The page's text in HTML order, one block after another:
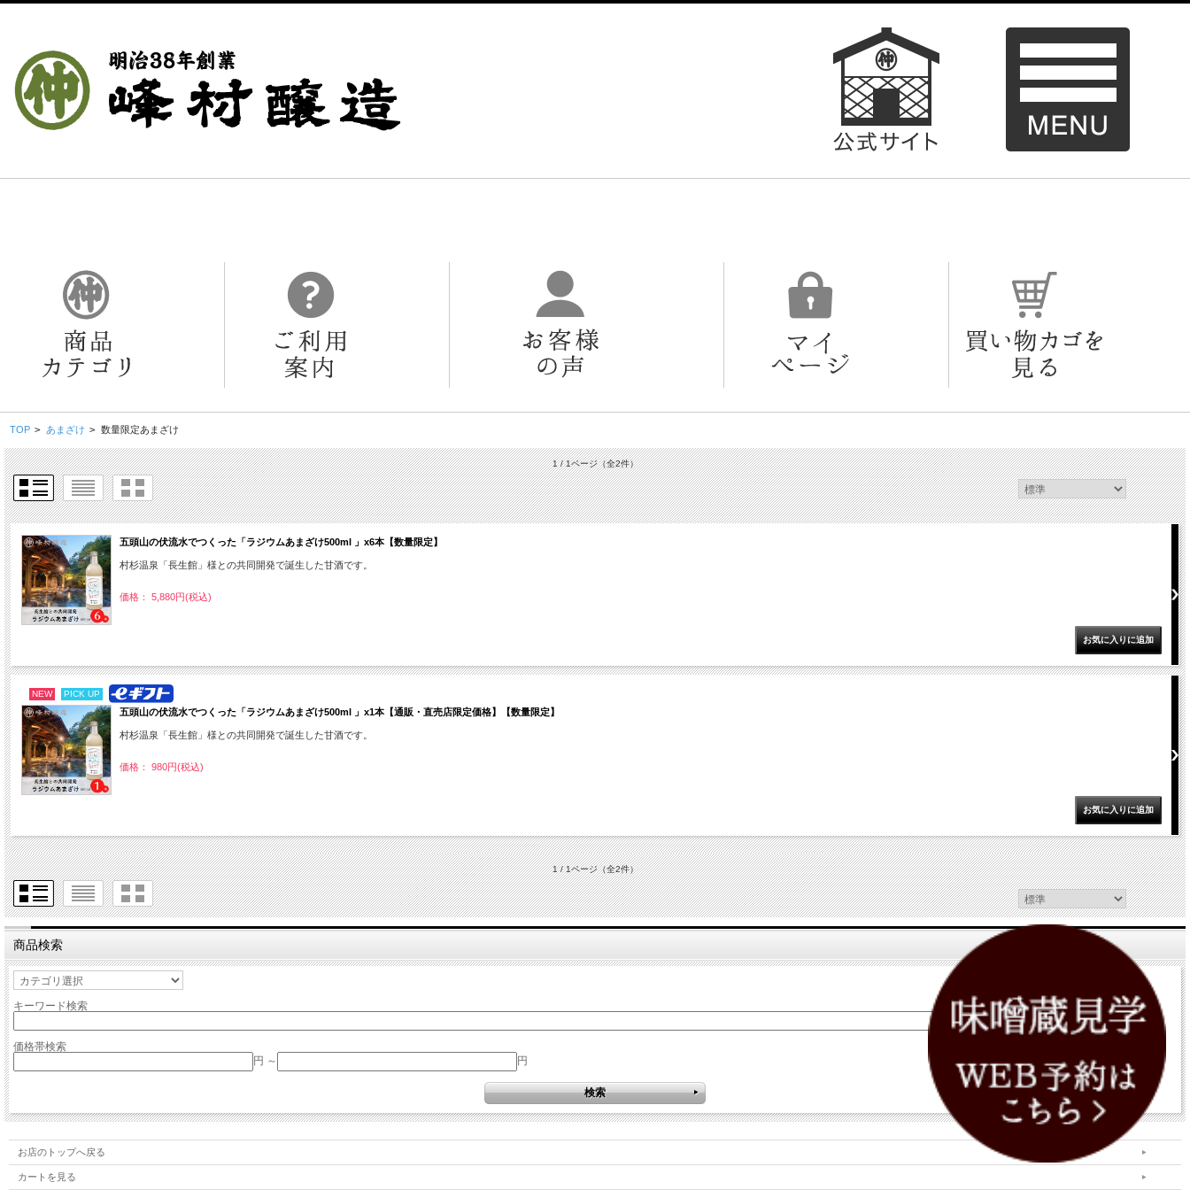
TOP > あまざけ > 数量限定あまざけ
1 / 1ページ（全2件）
五頭山の伏流水でつくった「ラジウムあまざけ500ml 」x6本【数量限定】
村杉温泉「長生館」様との共同開発で誕生した甘酒です。
価格： 5,880円(税込)
NEW PICK UP
五頭山の伏流水でつくった「ラジウムあまざけ500ml 」x1本【通販・直売店限定価格】【数量限定】
村杉温泉「長生館」様との共同開発で誕生した甘酒です。
価格： 980円(税込)
1 / 1ページ（全2件）
商品検索
キーワード検索
価格帯検索
円 ～
円
お店のトップへ戻る
カートを見る